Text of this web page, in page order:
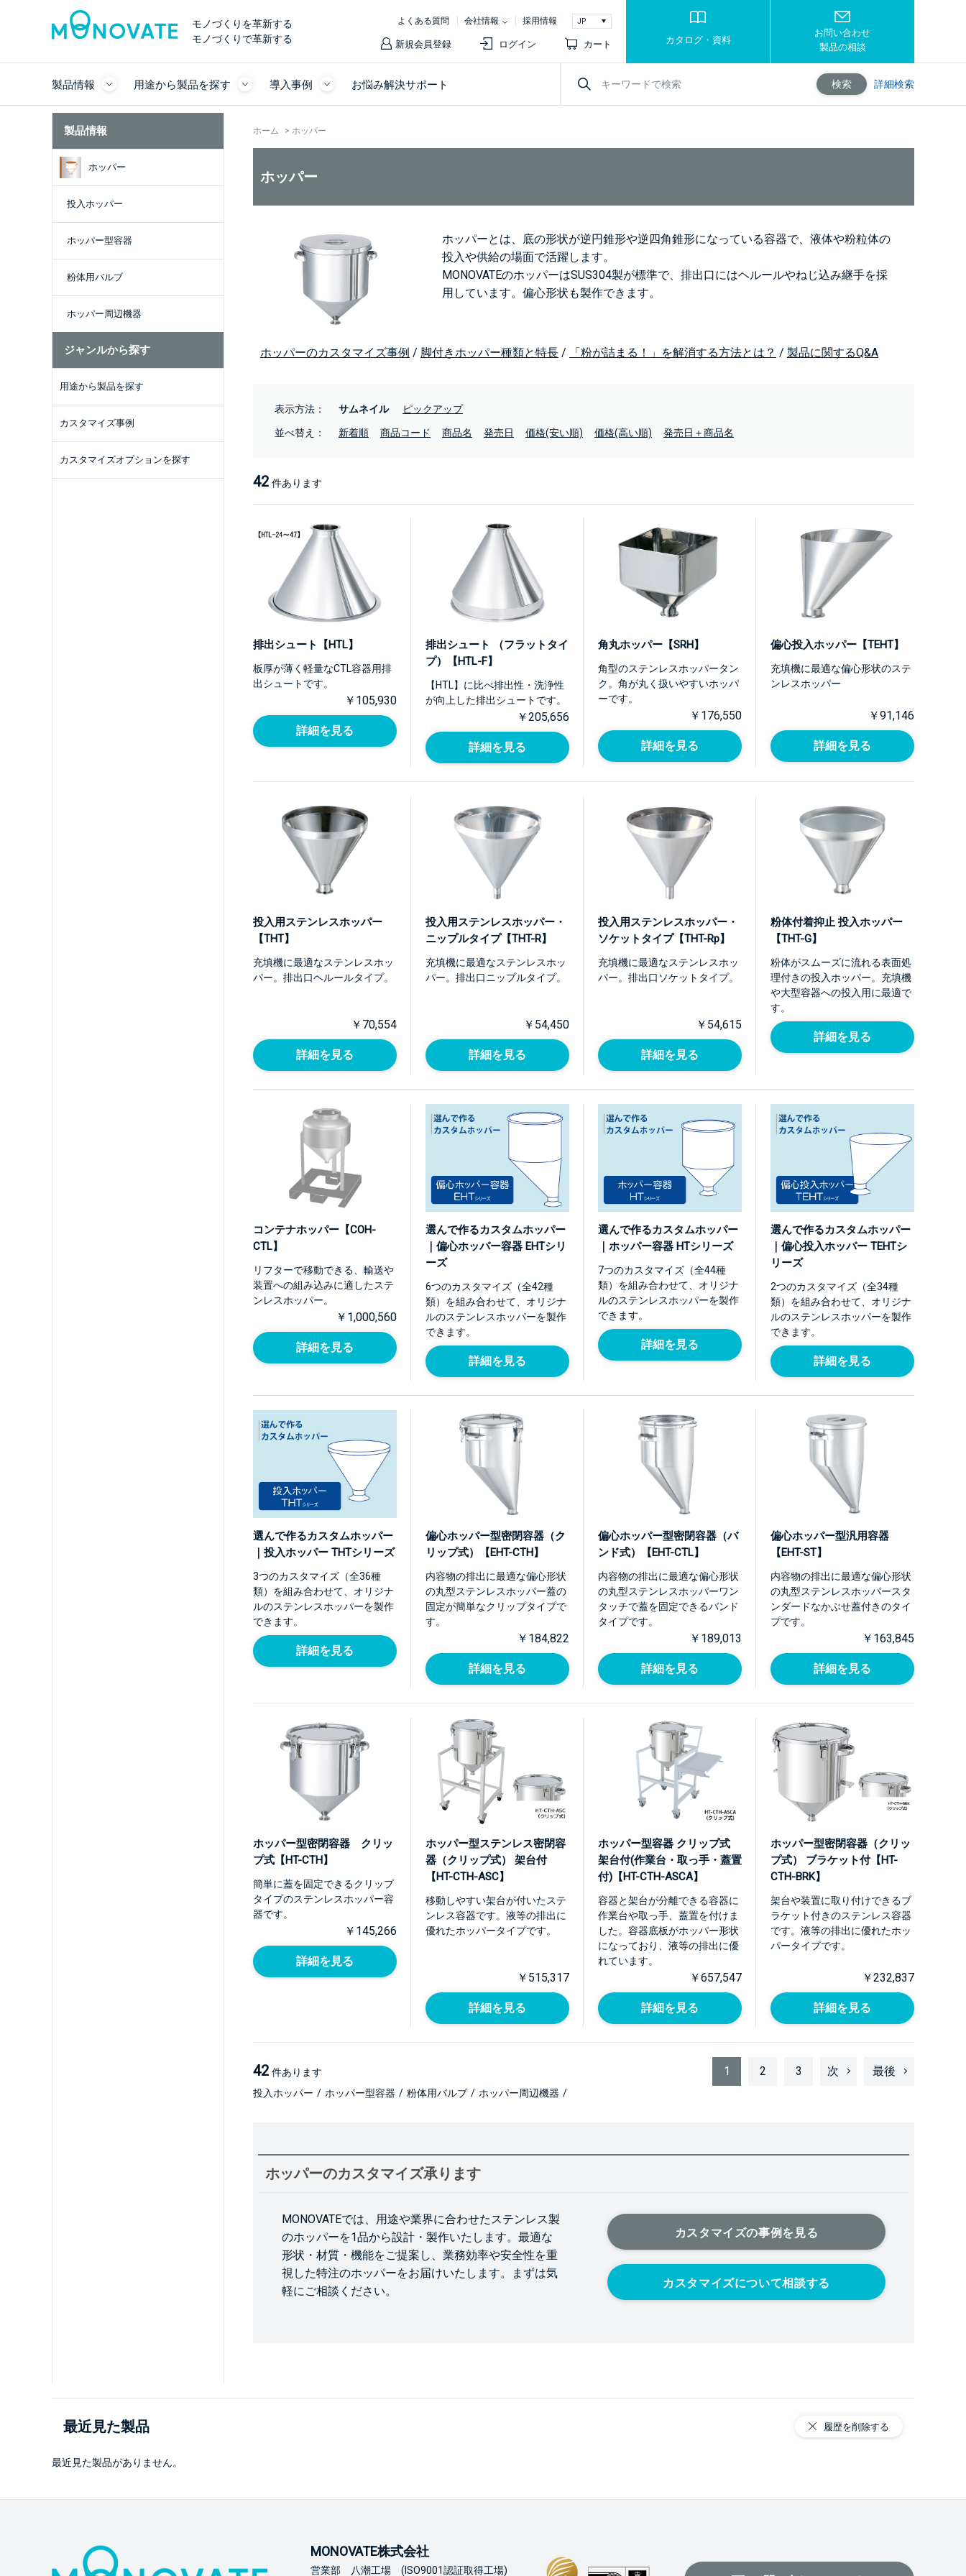
モノづくりを革新する
モノづくりで革新する
よくある質問 会社情報 採用情報
新規会員登録 ログイン カート カタログ・資料
お問い合わせ
製品の相談
製品情報 用途から製品を探す 導入事例 お悩み解決サポート 検索 詳細検索
製品情報
ホッパー
投入ホッパー
ホッパー型容器
粉体用バルブ
ホッパー周辺機器
ジャンルから探す
用途から製品を探す
カスタマイズ事例
カスタマイズオプションを探す
ホーム > ホッパー
ホッパー
ホッパーとは、底の形状が逆円錐形や逆四角錐形になっている容器で、液体や粉粒体の
投入や供給の場面で活躍します。
MONOVATEのホッパーはSUS304製が標準で、排出口にはヘルールやねじ込み継手を採
用しています。偏心形状も製作できます。
ホッパーのカスタマイズ事例 / 脚付きホッパー種類と特長 / 「粉が詰まる！」を解消する方法とは？ / 製品に関するQ&A
表示方法： サムネイル ピックアップ
並べ替え： 新着順 商品コード 商品名 発売日 価格(安い順) 価格(高い順) 発売日＋商品名
42 件あります
排出シュート【HTL】
板厚が薄く軽量なCTL容器用排
出シュートです。
￥105,930
詳細を見る
排出シュート （フラットタイ
プ）【HTL-F】
【HTL】に比べ排出性・洗浄性
が向上した排出シュートです。
￥205,656
詳細を見る
角丸ホッパー【SRH】
角型のステンレスホッパータン
ク。角が丸く扱いやすいホッパ
ーです。
￥176,550
詳細を見る
偏心投入ホッパー【TEHT】
充填機に最適な偏心形状のステ
ンレスホッパー
￥91,146
詳細を見る
投入用ステンレスホッパー
【THT】
充填機に最適なステンレスホッ
パー。排出口ヘルールタイプ。
￥70,554
詳細を見る
投入用ステンレスホッパー・
ニップルタイプ【THT-R】
充填機に最適なステンレスホッ
パー。排出口ニップルタイプ。
￥54,450
詳細を見る
投入用ステンレスホッパー・
ソケットタイプ【THT-Rp】
充填機に最適なステンレスホッ
パー。排出口ソケットタイプ。
￥54,615
詳細を見る
粉体付着抑止 投入ホッパー
【THT-G】
粉体がスムーズに流れる表面処
理付きの投入ホッパー。充填機
や大型容器への投入用に最適で
す。
詳細を見る
コンテナホッパー【COH-
CTL】
リフターで移動できる、輸送や
装置への組み込みに適したステ
ンレスホッパー。
￥1,000,560
詳細を見る
選んで作るカスタムホッパー
｜偏心ホッパー容器 EHTシリ
ーズ
6つのカスタマイズ（全42種
類）を組み合わせて、オリジナ
ルのステンレスホッパーを製作
できます。
詳細を見る
選んで作るカスタムホッパー
｜ホッパー容器 HTシリーズ
7つのカスタマイズ（全44種
類）を組み合わせて、オリジナ
ルのステンレスホッパーを製作
できます。
詳細を見る
選んで作るカスタムホッパー
｜偏心投入ホッパー TEHTシ
リーズ
2つのカスタマイズ（全34種
類）を組み合わせて、オリジナ
ルのステンレスホッパーを製作
できます。
詳細を見る
選んで作るカスタムホッパー
｜投入ホッパー THTシリーズ
3つのカスタマイズ（全36種
類）を組み合わせて、オリジナ
ルのステンレスホッパーを製作
できます。
詳細を見る
偏心ホッパー型密閉容器（ク
リップ式）【EHT-CTH】
内容物の排出に最適な偏心形状
の丸型ステンレスホッパー蓋の
固定が簡単なクリップタイプで
す。
￥184,822
詳細を見る
偏心ホッパー型密閉容器（バ
ンド式）【EHT-CTL】
内容物の排出に最適な偏心形状
の丸型ステンレスホッパーワン
タッチで蓋を固定できるバンド
タイプです。
￥189,013
詳細を見る
偏心ホッパー型汎用容器
【EHT-ST】
内容物の排出に最適な偏心形状
の丸型ステンレスホッパースタ
ンダードなかぶせ蓋付きのタイ
プです。
￥163,845
詳細を見る
ホッパー型密閉容器 クリッ
プ式【HT-CTH】
簡単に蓋を固定できるクリップ
タイプのステンレスホッパー容
器です。
￥145,266
詳細を見る
ホッパー型ステンレス密閉容
器（クリップ式） 架台付
【HT-CTH-ASC】
移動しやすい架台が付いたステ
ンレス容器です。液等の排出に
優れたホッパータイプです。
￥515,317
詳細を見る
ホッパー型容器 クリップ式
架台付(作業台・取っ手・蓋置
付)【HT-CTH-ASCA】
容器と架台が分離できる容器に
作業台や取っ手、蓋置を付けま
した。容器底板がホッパー形状
になっており、液等の排出に優
れています。
￥657,547
詳細を見る
ホッパー型密閉容器（クリッ
プ式） ブラケット付【HT-
CTH-BRK】
架台や装置に取り付けできるブ
ラケット付きのステンレス容器
です。液等の排出に優れたホッ
パータイプです。
￥232,837
詳細を見る
42 件あります 1 2 3 次 最後
投入ホッパー / ホッパー型容器 / 粉体用バルブ / ホッパー周辺機器 /
ホッパーのカスタマイズ承ります
MONOVATEでは、用途や業界に合わせたステンレス製
のホッパーを1品から設計・製作いたします。最適な
形状・材質・機能をご提案し、業務効率や安全性を重
視した特注のホッパーをお届けいたします。まずは気
軽にご相談ください。
カスタマイズの事例を見る
カスタマイズについて相談する
最近見た製品
最近見た製品がありません。
履歴を削除する
MONOVATE株式会社
営業部 八潮工場 (ISO9001認証取得工場)